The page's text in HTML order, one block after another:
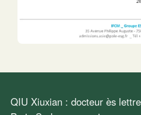
QIU Xiuxian : docteur ès